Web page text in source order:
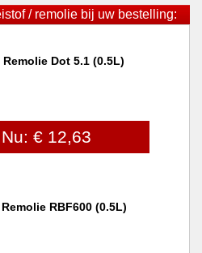
/ remolie bij uw bestelling:
Dot 5.1 (0.5L)
Nu: € 12,63
RBF600 (0.5L)